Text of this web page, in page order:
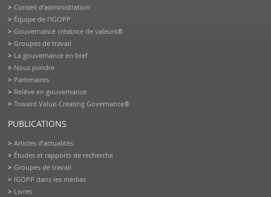
Conseil d’administration
Équipe de l'IGOPP
Gouvernance créatrice de valeurs®
Groupes de travail
La gouvernance en bref
Nous joindre
Partenaires
Relève en gouvernance
Toward Value-Creating Governance®
PUBLICATIONS
Articles d’actualités
Études et rapports de recherche
Groupes de travail
IGOPP dans les médias
Livres